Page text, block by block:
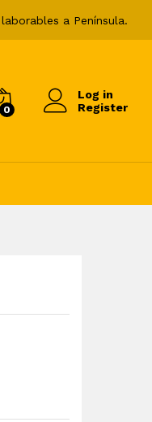
a Península.
0
Log in
Register
carrito